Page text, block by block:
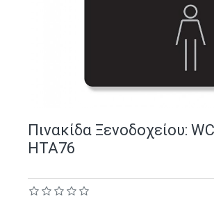
Πινακίδα Ξενοδοχείου:
HTA76